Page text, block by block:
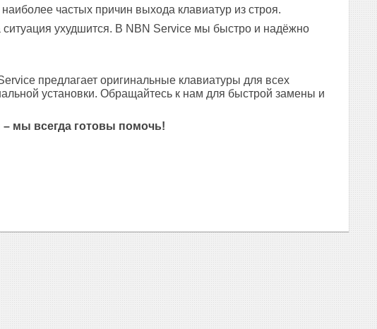
частых причин выхода клавиатур из строя.
ситуация ухудшится. В NBN Service мы быстро и надёжно
предлагает оригинальные клавиатуры для всех
установки. Обращайтесь к нам для быстрой замены и
мы всегда готовы помочь!